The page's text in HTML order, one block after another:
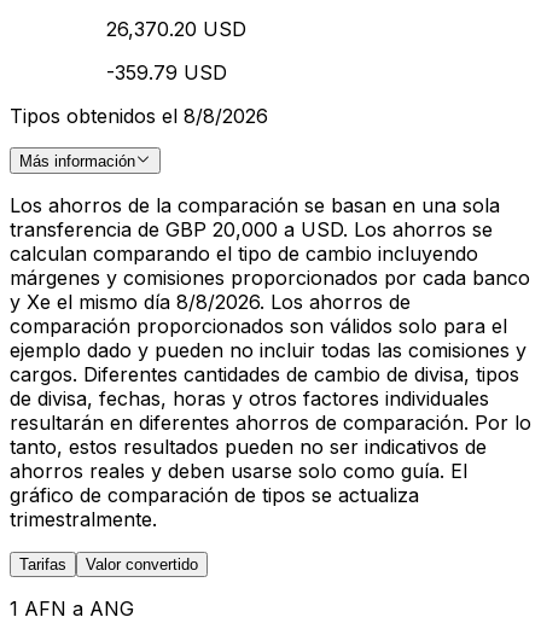
26,370.20 USD
-359.79 USD
Tipos obtenidos el 8/8/2026
Más información
Los ahorros de la comparación se basan en una sola
transferencia de GBP 20,000 a USD. Los ahorros se
calculan comparando el tipo de cambio incluyendo
márgenes y comisiones proporcionados por cada banco
y Xe el mismo día 8/8/2026. Los ahorros de
comparación proporcionados son válidos solo para el
ejemplo dado y pueden no incluir todas las comisiones y
cargos. Diferentes cantidades de cambio de divisa, tipos
de divisa, fechas, horas y otros factores individuales
resultarán en diferentes ahorros de comparación. Por lo
tanto, estos resultados pueden no ser indicativos de
ahorros reales y deben usarse solo como guía. El
gráfico de comparación de tipos se actualiza
trimestralmente.
Tarifas Valor convertido
1 AFN a ANG